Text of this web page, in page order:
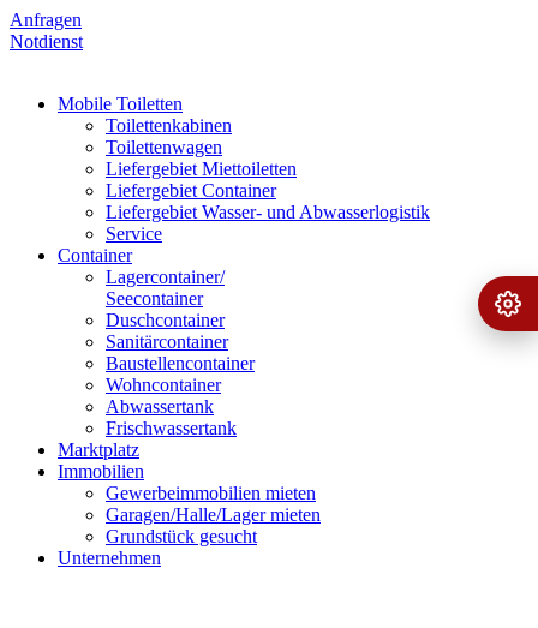
Anfragen
Notdienst
Mobile Toiletten
Toilettenkabinen
Toilettenwagen
Liefergebiet Miettoiletten
Liefergebiet Container
Liefergebiet Wasser- und Abwasserlogistik
Service
Container
Lagercontainer/
Seecontainer
Duschcontainer
Sanitärcontainer
Baustellencontainer
Wohncontainer
Abwassertank
Frischwassertank
Marktplatz
Immobilien
Gewerbeimmobilien mieten
Garagen/Halle/Lager mieten
Grundstück gesucht
Unternehmen
›